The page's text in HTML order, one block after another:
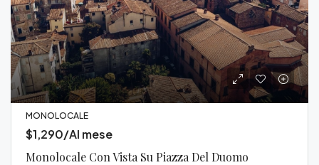
MONOLOCALE
$1,290/Al mese
Monolocale Con Vista Su Piazza Del Duomo